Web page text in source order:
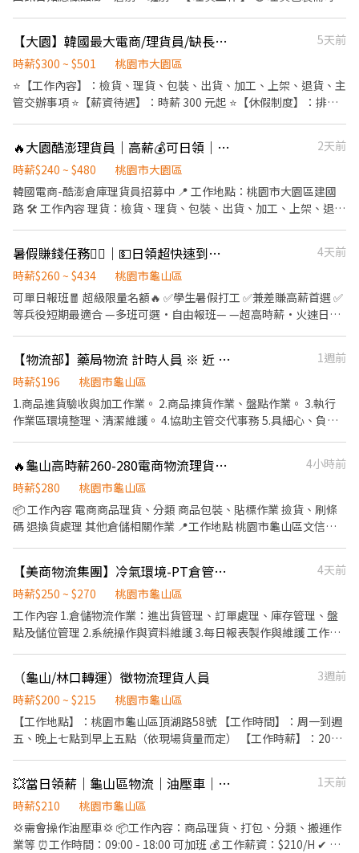
https://reurl.cc/rErN4Z ) 🟢【 臨時工 】任何倉都沒有提供交通車
服務 - 【 上班地點 】 🔔 桃園 1 倉 : 大園建國路 (5F) ( 周休、假日早
班 ) 🔔 桃園 3 倉 : 大園中山南路 ( 假日班 ) 🔔 桃園 4 倉 : 觀音區玉林
路 🔔 桃園 5 倉：觀音寶倉街 ( 可周休、假日班 ) 🔔 桃園 6 倉：大園
倉樓下) 🔔 桃園 17 倉：大園區開和路 ( 限排休 ) 🔔 桃園 RC8：楊梅
區環東路 (4'F) ( 後面有寫缺長派才有缺，沒標註的都是無缺額 ) - ((
個月排休 8 ~ 10 天，單位報到當天由主管分配 - 【 工作時間 】 早班
08 : 00 - 17 : 00 排休 $ 210 周休 $ 200 晚班 18 : 00 - 03 : 00 排休 $
240 周休 $ 230 ( 假日班固定上六日 ) - ♦️ 用餐：免費供餐 ♦️ 冰箱、
微波爐、外出用餐、有上鎖置物櫃 - ▶ —————【應徵方式】
問 ⭐ 官方帳號 : https://lin.ee/jVYoe5J ★ 加入後請幫我留姓名 / 電
話 / 截圖職缺文 ★
【大園】韓國最大電商/理貨員/缺長派/高時薪300-501/免費交通車/1-RM
5天前
時薪$300 ~ $501
桃園市大園區
⭐【工作內容】：檢貨、理貨、包裝、出貨、加工、上架、退貨、主
管交辦事項 ⭐【薪資待遇】：時薪 300 元起 ⭐【休假制度】：排休
點】：桃園市大園區建國路102號 ⭐【注意事項】：需久站、搬重
⭐【法定項目／福利】：免費交通車、可日領、三節禮品或禮金、結
婚生育禮金、喪儀慰問金(到職滿一個月即可享有)
🔥大園酷澎理貨員｜高薪💰可日領｜免費供餐🍱｜快速上工🚀酷MH
2天前
時薪$240 ~ $480
桃園市大園區
韓國電商-酷澎倉庫理貨員招募中 📍 工作地點：桃園市大園區建國
路 🛠 工作內容 理貨：檢貨、理貨、包裝、出貨、加工、上架、退貨
練） 📅 休假制度 排休制，每月 8–10 天 🎁 工作福利 1.免費供餐 2.
廠區配備大電風扇，環境不悶熱 3.多條免費交通車路線，通勤免煩
惱 📲 應徵方式 加 官方ID ➜ @446nvivi ☎ 聯絡人：艾瑞克 0968-
932-939 📩 報名格式：【姓名＋電話＋職缺截圖】
暑假賺錢任務❤️‍🔥｜💵日領超快速到帳✅彈性報班🉑學生打工🚚物流首選
4天前
時薪$260 ~ $434
桃園市龜山區
可單日報班🧧 超級限量名額🔥 ✅學生暑假打工 ✅兼差賺高薪首選 ✅
等兵役短期最適合 —多班可選•自由報班— —超高時薪•火速日領
17:30~22:30(4.5H)➡️時薪$260/H ▪️夜班：00:00~08:00(7.5H)➡️時
薪$260/H ▪️夜班：23:00~08:00(8H)➡️時薪$260/H 🔹快倉 ▪️快倉
早班：09:00~18:00(8H)➡️時薪$230/H ▪️快倉午班：
13:00~20:00(6.5H)➡️時薪$230/H ▪️快倉晚班：21:00~06:00(8H)➡️
渥時薪$260起-荷包不空🥇 ✔快速入帳-月底不怕不怕💯 ✔把握機會
找工作 找Rannie❤️ ➖➖➖➖➖【應徵方式】➖➖➖➖➖ 工作職缺找 ➠
②留下「姓名+電話」讓我方便稱呼您，謝謝❣️ 📣名額有限！心動不
如馬上行動💓
【物流部】藥局物流 計時人員 ※ 近 龍華科大、迴龍 捷運站
1週前
時薪$196
桃園市龜山區
1.商品進貨驗收與加工作業。 2.商品揀貨作業、盤點作業。 3.執行
作業區環境整理、清潔維護。 4.協助主管交代事務 5.具細心、負責
🔥龜山高時薪260-280電商物流理貨員🔥可預支
4小時前
時薪$280
桃園市龜山區
📦 工作內容 電商商品理貨、分類 商品包裝、貼標作業 撿貨、刷條
碼 退換貨處理 其他倉儲相關作業 📍工作地點 桃園市龜山區文信路
待遇 早班時薪最高260元 夜班時薪最高280元 ※ 實際工作條件、薪
資及福利依錄取後公司公告內容為準。 🏖️ 休假制度 排休制 🍱 福利
設施 提供冰箱、微波爐 可自備餐點或團體訂餐 📅 報到時間 每週
一、二、四 上午8:00 🔥 長期工作、排班穩定 🔥 錄取後可快速安排
個資僅供廠商審核，敏感欄位（身分證/詳細地址）錄取前皆可先不
填！ ➋加入留言： 👉https://lin.ee/OBnhVN5 私訊留下 ⌜姓名+電
【美商物流集團】冷氣環境-PT倉管人員 早班250/H 中班270/H
4天前
時薪$250 ~ $270
桃園市龜山區
工作內容 1.倉儲物流作業：進出貨管理、訂單處理、庫存管理、盤
點及儲位管理 2.系統操作與資料維護 3.每日報表製作與維護 工作時
式 目前工作地點:桃園市龜山區科技六路(華亞科技園區) 明年會隨客
戶搬遷到新廠(林口區文化北路與中山路交叉口)
（龜山/林口轉運）徵物流理貨人員
3週前
時薪$200 ~ $215
桃園市龜山區
【工作地點】：桃園市龜山區頂湖路58號 【工作時間】：周一到週
五、晚上七點到早上五點（依現場貨量而定） 【工作時薪】：200-
💥當日領薪｜龜山區物流｜油壓車｜210/H💰
1天前
時薪$210
桃園市龜山區
💢需會操作油壓車💢 📦工作內容：商品理貨、打包、分類、搬運作
業等 ⏰工作時間：09:00 - 18:00 可加班 💰 工作薪資：$210/H ✔ 當